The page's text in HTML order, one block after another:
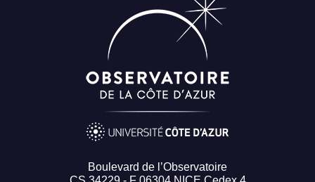
Boulevard de l’Observatoire